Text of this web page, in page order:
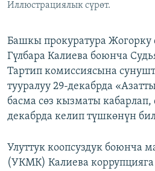
Иллюстрациялык сүрөт.
Башкы прокуратура Жогорку
Гүлбара Калиева боюнча
Тартип комиссиясына
тууралуу 29-декабрда
басма сөз кызматы
декабрда келип түшкөнүн
Улуттук коопсуздук боюнча
(УКМК) Калиева